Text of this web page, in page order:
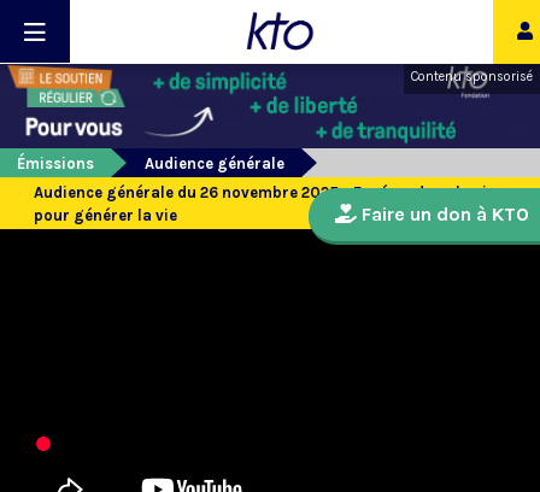
Contenu sponsorisé
Émissions
Audience générale
Audience générale du 26 novembre 2025 - Espérer dans la vie
pour générer la vie
Faire un don à KTO